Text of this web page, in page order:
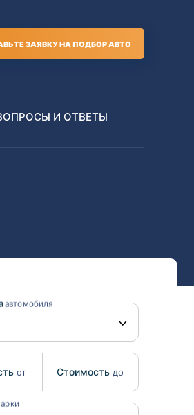
ЗАЯВКУ НА ПОДБОР АВТО
Toyota
Mitsubishi
Isuzu
Hino
И ОТВЕТЫ
автомобиля
от Стоимость до